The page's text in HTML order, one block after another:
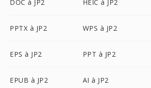
DOC à JP2 HEIC à JP2
PPTX à JP2 WPS à JP2
EPS à JP2 PPT à JP2
EPUB à JP2 AI à JP2